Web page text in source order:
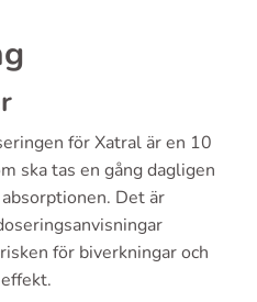
för Xatral är en 10
ska tas en gång dagligen
Det är
för biverkningar och